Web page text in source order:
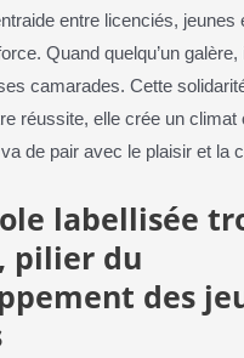
entre licenciés, jeunes
Quand quelqu’un galère,
camarades. Cette
réussite, elle crée un climat
de pair avec le plaisir et la
labellisée
pilier du
des